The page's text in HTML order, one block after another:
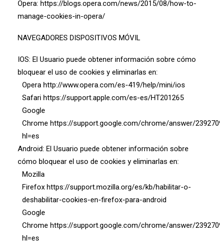
Opera: https://blogs.opera.com/news/2015/08/how-to-
manage-cookies-in-opera/
NAVEGADORES DISPOSITIVOS MÓVIL
IOS: El Usuario puede obtener información sobre cómo
bloquear el uso de cookies y eliminarlas en:
Opera http://www.opera.com/es-419/help/mini/ios
Safari https://support.apple.com/es-es/HT201265
Google
Chrome https://support.google.com/chrome/answer/
hl=es
Android: El Usuario puede obtener información sobre
cómo bloquear el uso de cookies y eliminarlas en:
Mozilla
Firefox https://support.mozilla.org/es/kb/habilitar-o-
deshabilitar-cookies-en-firefox-para-android
Google
Chrome https://support.google.com/chrome/answer/
hl=es